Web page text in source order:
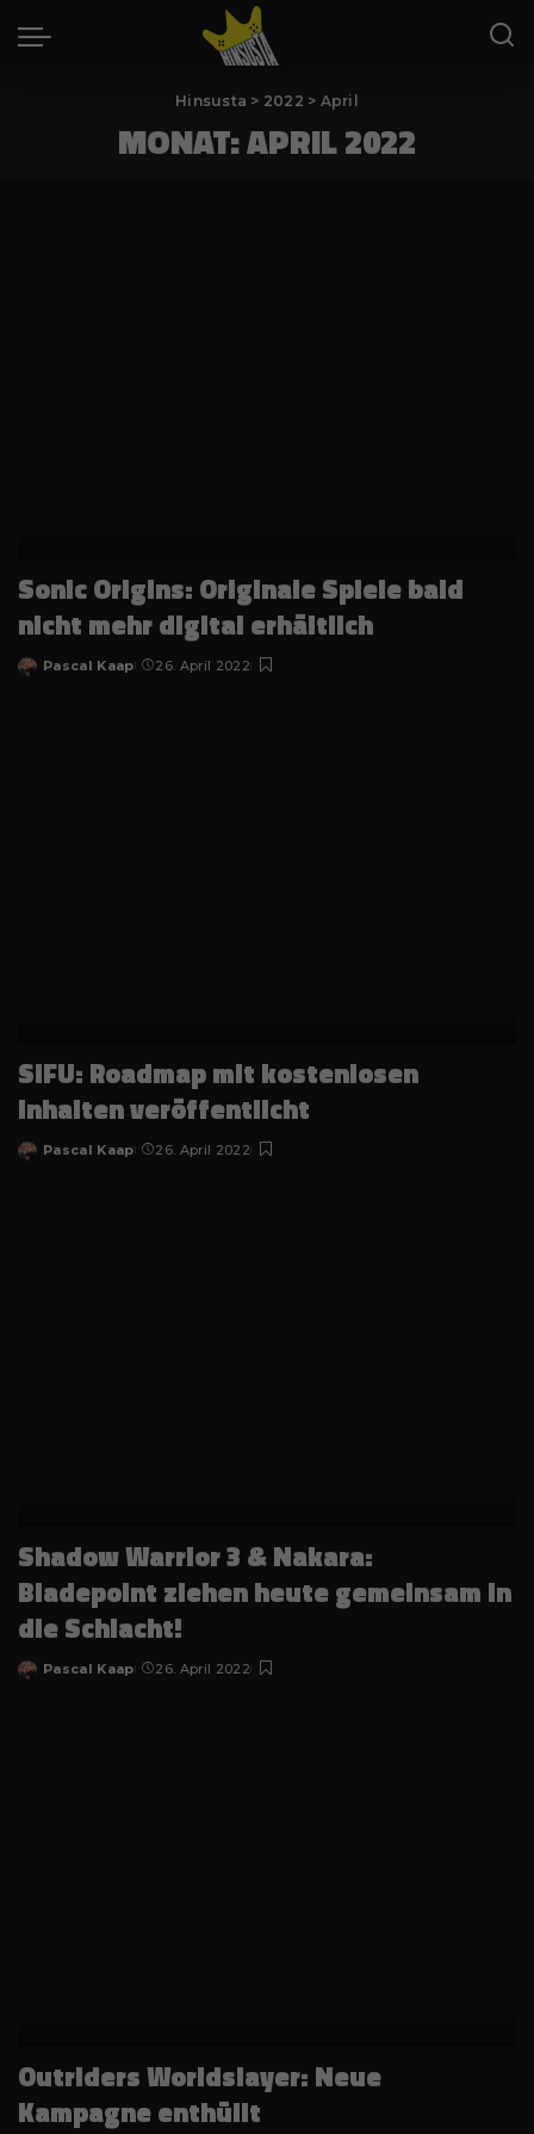
Hinsusta > 2022 > April
MONAT:APRIL 2022
Sonic Origins: Originale Spiele bald
nicht mehr digital erhältlich
Posted
Pascal Kaap 26. April 2022
SIFU: Roadmap mit kostenlosen
Inhalten veröffentlicht
Posted
Pascal Kaap 26. April 2022
Shadow Warrior 3 & Nakara:
Bladepoint ziehen heute gemeinsam in
die Schlacht!
Posted
Pascal Kaap 26. April 2022
Outriders Worldslayer: Neue
Kampagne enthüllt